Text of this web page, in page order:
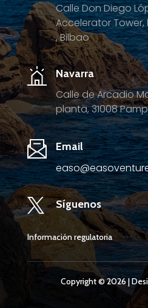
Calle Don Diego
Accelerator
, Bilbao
Navarra
Calle de Arcadio
planta, 31008
Email
 Síguenos
Información regulatoria
Copyright © 2026 |